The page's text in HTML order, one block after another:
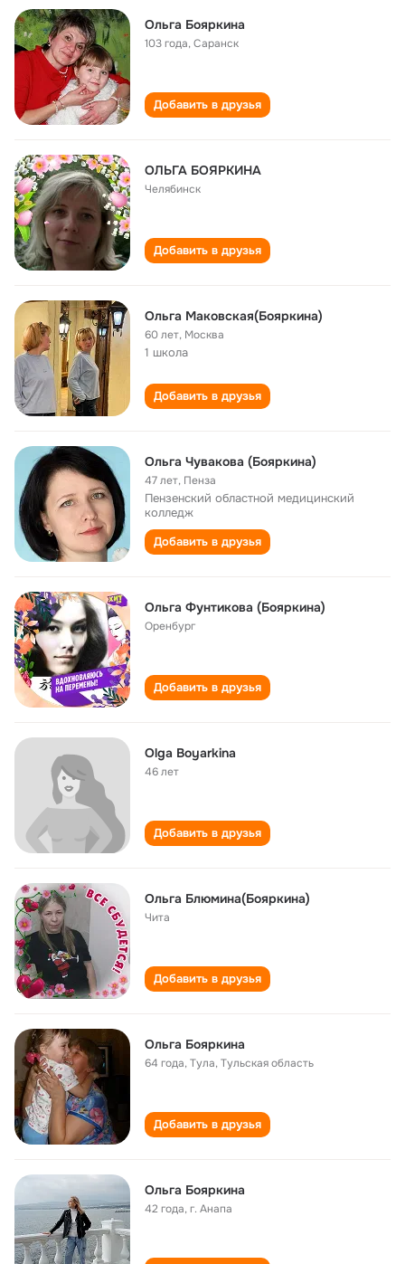
Ольга Бояркина
103 года,Саранск
Добавить в друзья
ОЛЬГА БОЯРКИНА
Челябинск
Добавить в друзья
Ольга Маковская(Бояркина)
60 лет, Москва
1 школа
Добавить в друзья
Ольга Чувакова (Бояркина)
47 лет, Пенза
Пензенский областной медицинский
колледж
Добавить в друзья
Ольга Фунтикова (Бояркина)
Оренбург
Добавить в друзья
Olga Boyarkina
46 лет
Добавить в друзья
Ольга Блюмина(Бояркина)
Чита
Добавить в друзья
Ольга Бояркина
64 года,Тула, Тульская область
Добавить в друзья
Ольга Бояркина
42 года,г. Анапа